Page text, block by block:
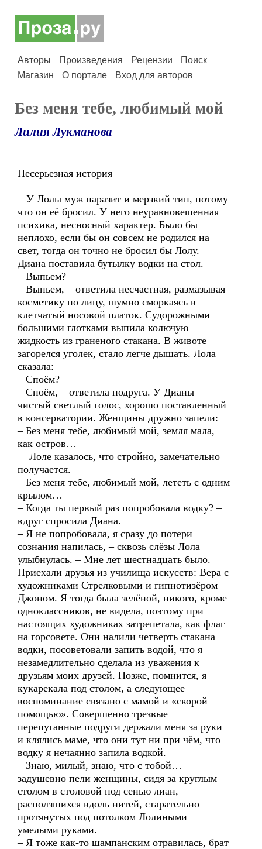
Авторы Произведения Рецензии
Поиск
Магазин
О портале Вход для авторов
Без меня тебе, любимый мой
Лилия Лукманова
Несерьезная история
У Лолы муж паразит и мерзкий тип, потому
что он её бросил. У него неуравновешенная
психика, несносный характер. Было бы
неплохо, если бы он совсем не родился на
свет, тогда он точно не бросил бы Лолу.
Диана поставила бутылку водки на стол.
– Выпьем?
– Выпьем, – ответила несчастная, размазывая
косметику по лицу, шумно сморкаясь в
клетчатый носовой платок. Судорожными
большими глотками выпила колючую
жидкость из граненого стакана. В животе
загорелся уголек, стало легче дышать. Лола
сказала:
– Споём?
– Споём, – ответила подруга. У Дианы
чистый светлый голос, хорошо поставленный
в консерватории. Женщины дружно запели:
– Без меня тебе, любимый мой, земля мала,
как остров…
Лоле казалось, что стройно, замечательно
получается.
– Без меня тебе, любимый мой, лететь с одним
крылом…
– Когда ты первый раз попробовала водку? –
вдруг спросила Диана.
– Я не попробовала, я сразу до потери
сознания напилась, – сквозь слёзы Лола
улыбнулась. – Мне лет шестнадцать было.
Приехали друзья из училища искусств: Вера с
художниками Стрелковыми и гипнотизёром
Джоном. Я тогда была зелёной, никого, кроме
одноклассников, не видела, поэтому при
настоящих художниках затрепетала, как флаг
на горсовете. Они налили четверть стакана
водки, посоветовали запить водой, что я
незамедлительно сделала из уважения к
друзьям моих друзей. Позже, помнится, я
кукарекала под столом, а следующее
воспоминание связано с мамой и «скорой
помощью». Совершенно трезвые
перепуганные подруги держали меня за руки
и клялись маме, что они тут ни при чём, что
водку я нечаянно запила водкой.
– Знаю, милый, знаю, что с тобой… –
задушевно пели женщины, сидя за круглым
столом в столовой под сенью лиан,
расползшихся вдоль нитей, старательно
протянутых под потолком Лолиными
умелыми руками.
– Я тоже как-то шампанским отравилась, брат